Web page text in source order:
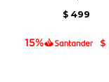
$ 499
$